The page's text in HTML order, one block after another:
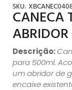
SKU:
CANECA
Descrição:
para 500ml.
um abridor de
encaixe